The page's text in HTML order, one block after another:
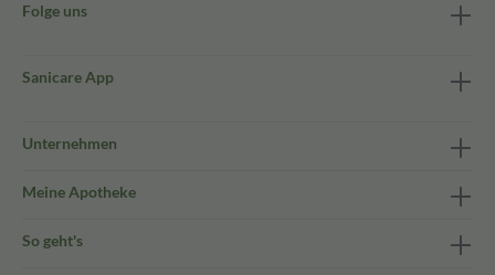
Folge uns
Sanicare App
Unternehmen
Meine Apotheke
So geht's